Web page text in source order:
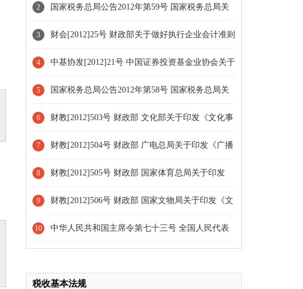
《总分支机构试点纳税人增值税计算缴纳暂行办法》的
通知[全文废止]
2 国家税务总局公告2012年第59号 国家税务总局关
于税收协定中财产收益条款有关问题的公告
3 财会[2012]25号 财政部关于做好执行企业会计准则
的企业2012年年报工作的通知
4 中基协发[2012]21号 中国证券投资基金业协会关于
发布《股息红利差别化纳税会计核算细则》的通知
5 国家税务总局公告2012年第58号 国家税务总局关
于中国海洋石油总公司使用的“成品油配置计划表”有关
印花税问题的公告
6 财教[2012]503号 财政部 文化部关于印发《文化事
业单位财务制度》的通知[全文废止]
7 财教[2012]504号 财政部 广电总局关于印发《广播
电视事业单位财务制度》的通知[全文废止]
8 财教[2012]505号 财政部 国家体育总局关于印发
《体育事业单位财务制度》的通知[全文废止]
9 财教[2012]506号 财政部 国家文物局关于印发《文
物事业单位财务制度》的通知[全文废止]
10 中华人民共和国主席令第七十三号 全国人民代表
法》的决定
税收基本法规